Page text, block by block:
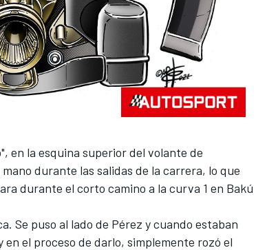
en la esquina superior del volante de
durante las salidas de la carrera, lo que
durante el corto camino a la curva 1 en Bakú
Se puso al lado de Pérez y cuando estaban
el proceso de darlo, simplemente rozó el